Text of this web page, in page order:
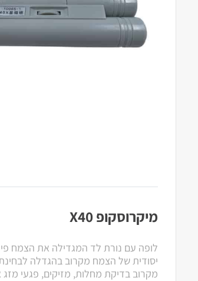
מיקרוסקופ X40
יסודית של הצמח מקרוב בהגדלה
מקרוב בדיקת מחלות, מזיקים, פגעי מזג